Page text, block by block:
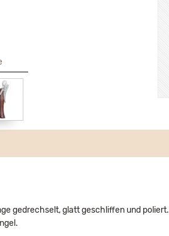
gedrechselt, glatt geschliffen und poliert.